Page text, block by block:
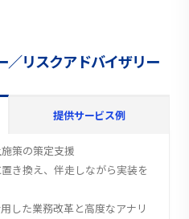
リスクアドバイザリー
提供サービス例
策の策定支援
き換え、伴走しながら実装を
した業務改革と高度なアナリ